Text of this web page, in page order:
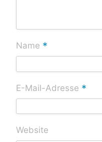
Name *
E-Mail-Adresse *
Website